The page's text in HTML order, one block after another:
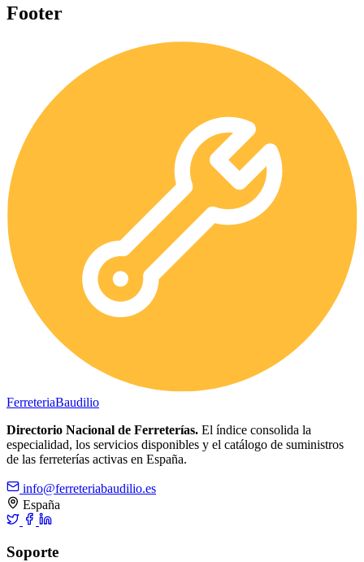
Footer
FerreteriaBaudilio
Directorio Nacional de Ferreterías. El índice consolida la
especialidad, los servicios disponibles y el catálogo de suministros
de las ferreterías activas en España.
info@ferreteriabaudilio.es
España
Soporte